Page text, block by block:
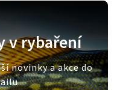
v rybaření
novinky a akce do